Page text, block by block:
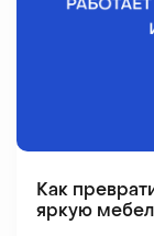
Как
яркую